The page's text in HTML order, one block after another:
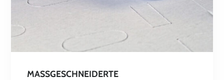
MASSGESCHNEIDERTE V